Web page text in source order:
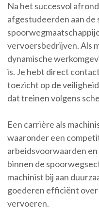
Na het succesvol
afgestudeerden aan de
vervoersbedrijven. Als
dynamische
is. Je hebt direct
toezicht op de
dat treinen volgens
Een carrière als
waaronder een
arbeidsvoorwaarden
binnen de
machinist bij aan
goederen efficiënt
vervoeren.